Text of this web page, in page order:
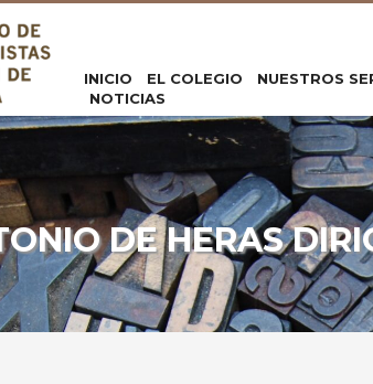
INICIO EL COLEGIO NUESTROS
NOTICIAS
DE HERAS